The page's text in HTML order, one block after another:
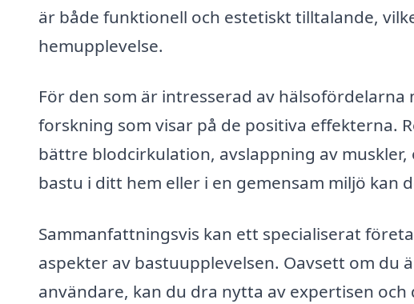
är både funktionell och estetiskt tilltalande,
hemupplevelse.
För den som är intresserad av
forskning som visar på de positiva effekterna.
bättre blodcirkulation, avslappning av
bastu i ditt hem eller i en gemensam miljö kan
Sammanfattningsvis kan ett specialiserat
aspekter av bastuupplevelsen. Oavsett om du
användare, kan du dra nytta av expertisen